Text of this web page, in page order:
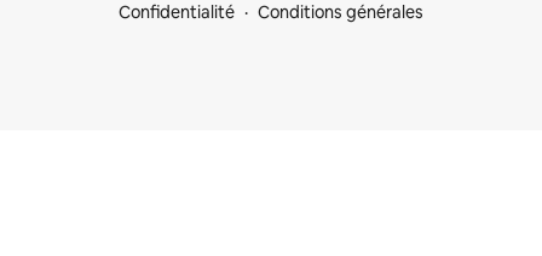
Confidentialité
Conditions générales